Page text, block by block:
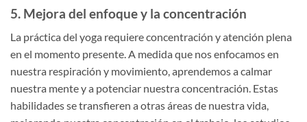
5. Mejora del enfoque y la concentración
La práctica del yoga requiere concentración y atención plena
en el momento presente. A medida que nos enfocamos en
nuestra respiración y movimiento, aprendemos a calmar
nuestra mente y a potenciar nuestra concentración. Estas
habilidades se transfieren a otras áreas de nuestra vida,